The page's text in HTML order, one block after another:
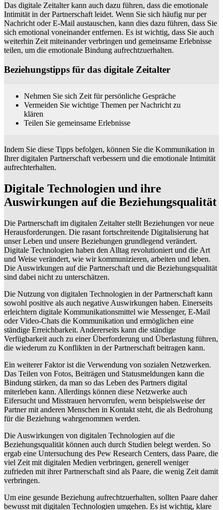
Das digitale Zeitalter kann auch dazu führen, dass die emotionale
Intimität in der Partnerschaft leidet. Wenn Sie sich häufig nur per
Nachricht oder E-Mail austauschen, kann dies dazu führen, dass Sie
sich emotional voneinander entfernen. Es ist wichtig, dass Sie auch
weiterhin Zeit miteinander verbringen und gemeinsame Erlebnisse
teilen, um die emotionale Bindung aufrechtzuerhalten.
Beziehungstipps für das digitale Zeitalter
Nehmen Sie sich Zeit für persönliche Gespräche
Vermeiden Sie wichtige Themen per Nachricht zu
klären
Teilen Sie gemeinsame Erlebnisse
Indem Sie diese Tipps befolgen, können Sie die Kommunikation in
Ihrer digitalen Partnerschaft verbessern und die emotionale Intimität
aufrechterhalten.
Digitale Technologien und ihre
Auswirkungen auf die Beziehungsqualität
Die Partnerschaft im digitalen Zeitalter stellt Beziehungen vor neue
Herausforderungen. Die rasant fortschreitende Digitalisierung hat
unser Leben und unsere Beziehungen grundlegend verändert.
Digitale Technologien haben den Alltag revolutioniert und die Art
und Weise verändert, wie wir kommunizieren, arbeiten und leben.
Die Auswirkungen auf die Partnerschaft und die Beziehungsqualität
sind dabei nicht zu unterschätzen.
Die Nutzung von digitalen Technologien in der Partnerschaft kann
sowohl positive als auch negative Auswirkungen haben. Einerseits
erleichtern digitale Kommunikationsmittel wie Messenger, E-Mail
oder Video-Chats die Kommunikation und ermöglichen eine
ständige Erreichbarkeit. Andererseits kann die ständige
Verfügbarkeit auch zu einer Überforderung und Überlastung führen,
die wiederum zu Konflikten in der Partnerschaft beitragen kann.
Ein weiterer Faktor ist die Verwendung von sozialen Netzwerken.
Das Teilen von Fotos, Beiträgen und Statusmeldungen kann die
Bindung stärken, da man so das Leben des Partners digital
miterleben kann. Allerdings können diese Netzwerke auch
Eifersucht und Misstrauen hervorrufen, wenn beispielsweise der
Partner mit anderen Menschen in Kontakt steht, die als Bedrohung
für die Beziehung wahrgenommen werden.
Die Auswirkungen von digitalen Technologien auf die
Beziehungsqualität können auch durch Studien belegt werden. So
ergab eine Untersuchung des Pew Research Centers, dass Paare, die
viel Zeit mit digitalen Medien verbringen, generell weniger
zufrieden mit ihrer Partnerschaft sind als Paare, die wenig Zeit damit
verbringen.
Um eine gesunde Beziehung aufrechtzuerhalten, sollten Paare daher
bewusst mit digitalen Technologien umgehen. Es ist wichtig, klare